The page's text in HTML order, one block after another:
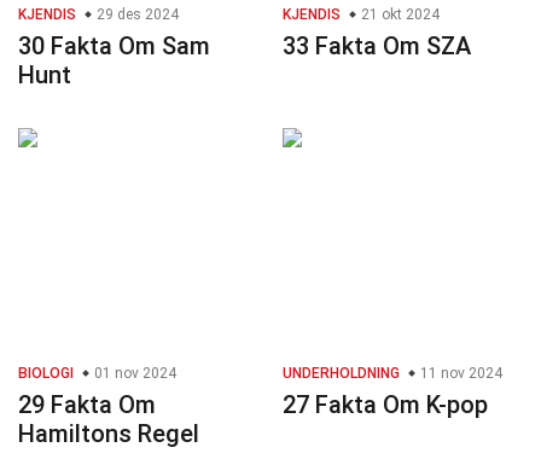
KJENDIS 29 des 2024
30 Fakta Om Sam
Hunt
KJENDIS 21 okt 2024
33 Fakta Om SZA
BIOLOGI 01 nov 2024
29 Fakta Om
Hamiltons Regel
UNDERHOLDNING 11 nov 2024
27 Fakta Om K-pop